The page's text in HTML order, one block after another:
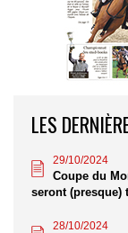
LES
29/10/2024
Coupe du
seront (presque)
28/10/2024